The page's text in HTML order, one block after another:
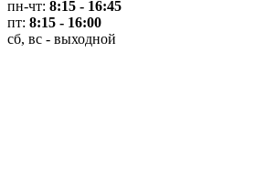
пн-чт: 8:15 - 16:45
пт: 8:15 - 16:00
сб, вс - выходной